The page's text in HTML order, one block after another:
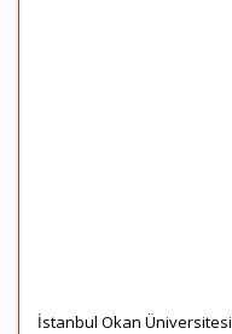
İstanbul Okan Üniversitesi